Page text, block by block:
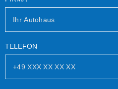
TELEFON